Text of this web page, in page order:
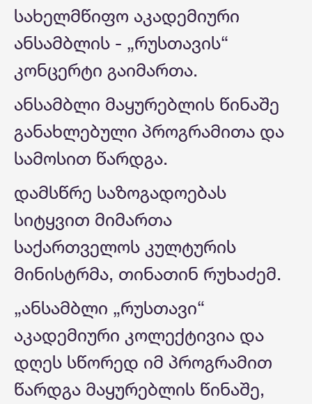
სახელმწიფო აკადემიური
ანსამბლის - „რუსთავის“
კონცერტი გაიმართა.
ანსამბლი მაყურებლის წინაშე
განახლებული პროგრამითა და
სამოსით წარდგა.
დამსწრე საზოგადოებას
სიტყვით მიმართა
საქართველოს კულტურის
მინისტრმა, თინათინ რუხაძემ.
„ანსამბლი „რუსთავი“
აკადემიური კოლექტივია და
დღეს სწორედ იმ პროგრამით
წარდგა მაყურებლის წინაშე,